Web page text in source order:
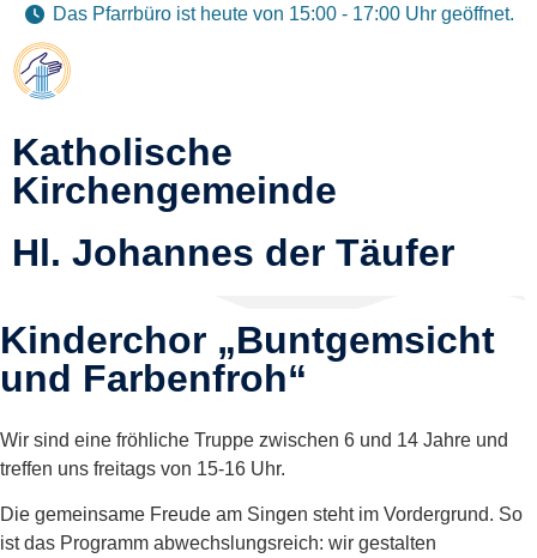
Das Pfarrbüro ist heute von 15:00 - 17:00 Uhr geöffnet.
Katholische
Kirchengemeinde
Hl. Johannes der Täufer
Kinderchor „Buntgemsicht
und Farbenfroh“
Wir sind eine fröhliche Truppe zwischen 6 und 14 Jahre und
treffen uns freitags von 15-16 Uhr.
Die gemeinsame Freude am Singen steht im Vordergrund. So
ist das Programm abwechslungsreich: wir gestalten